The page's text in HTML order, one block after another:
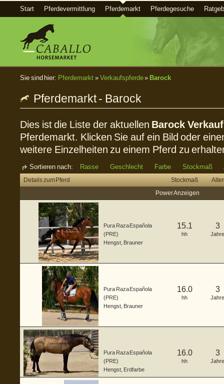
Start Pferdevermittlung Pferdemarkt Pferdegesuche
Sie sind hier: Pferdemarkt » Verkaufspferde» Barock
Pferdemarkt - Barock
Dies ist die Liste der aktuellen Barock
Pferdemarkt. Klicken Sie auf ein Bild oder
weitere Einzelheiten zu einem Pferd zu
Sortieren nach: Rasse Geschlecht Farbe Stockmaß
Details zum Pferd Stockmaß
Alter
Power Anzeigen
Pura Raza Española
(PRE)
Hengst Brauner
15.1
hh
3
Jahre
Pura Raza Española
(PRE)
Hengst Brauner
16.0
hh
3
Jahre
Pura Raza Española
(PRE)
Hengst Erdfarbe
16.0
hh
3
Jahre